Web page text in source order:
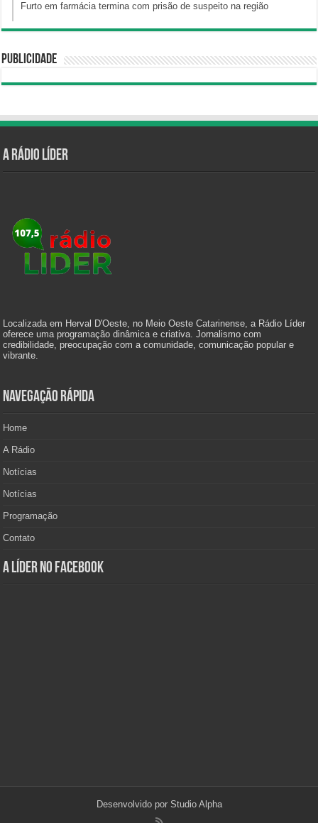
Furto em farmácia termina com prisão de suspeito na região
Publicidade
A Rádio Líder
Localizada em Herval D'Oeste, no Meio Oeste Catarinense, a Rádio Líder
oferece uma programação dinâmica e criativa. Jornalismo com
credibilidade, preocupação com a comunidade, comunicação popular e
vibrante.
Navegação Rápida
Home
A Rádio
Notícias
Notícias
Programação
Contato
A Líder no Facebook
Desenvolvido por Studio Alpha